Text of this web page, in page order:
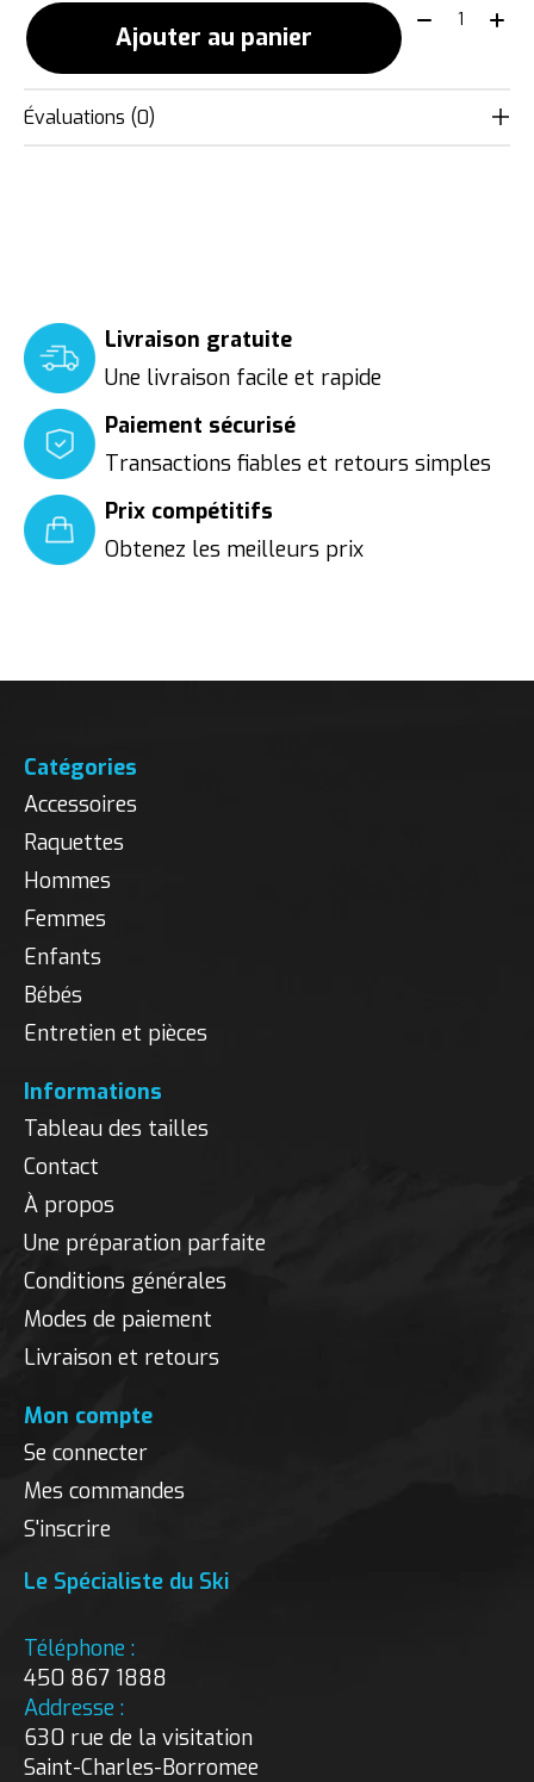
Ajouter au panier
Quantité:
Évaluations (0)
Livraison gratuite
Une livraison facile et rapide
Paiement sécurisé
Transactions fiables et retours simples
Prix compétitifs
Obtenez les meilleurs prix
Catégories
Accessoires
Raquettes
Hommes
Femmes
Enfants
Bébés
Entretien et pièces
Informations
Tableau des tailles
Contact
À propos
Une préparation parfaite
Conditions générales
Modes de paiement
Livraison et retours
Mon compte
Se connecter
Mes commandes
S'inscrire
Le Spécialiste du Ski
Téléphone :
450 867 1888
Addresse :
630 rue de la visitation
Saint-Charles-Borromee